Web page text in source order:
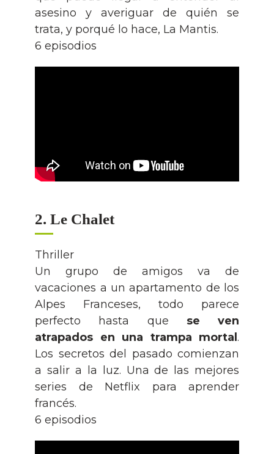
asesino y averiguar de quién se
trata, y porqué lo hace, La Mantis.
6 episodios
2. Le Chalet
Thriller
Un grupo de amigos va de
vacaciones a un apartamento de los
Alpes Franceses, todo parece
perfecto hasta que se ven
atrapados en una trampa mortal.
Los secretos del pasado comienzan
a salir a la luz. Una de las mejores
series de Netflix para aprender
francés.
6 episodios